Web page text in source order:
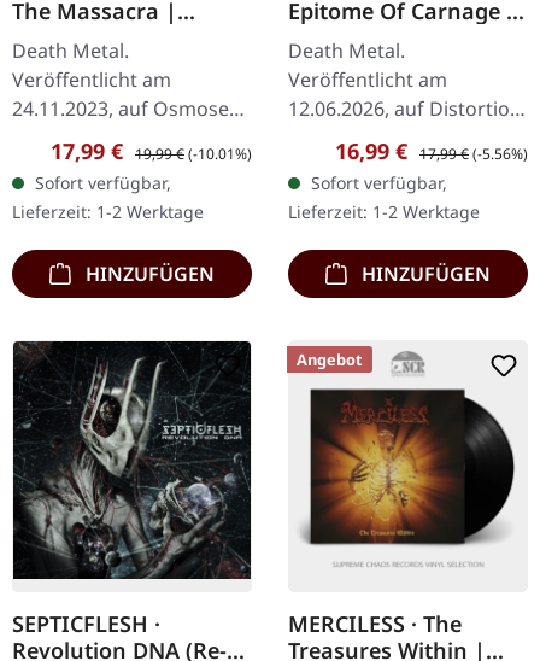
The Massacra |
RED/BLACK MARBLED
LP
Death Metal.
Veröffentlicht am
24.11.2023, auf Osmose
Productions. Rot-schwarz
marmoriertes Vinyl. Die
französischen Death
Metal-Legenden
Massacra…
Verkaufspreis:
17,99 € Regulärer Preis:
19,99 €(-10.01%)
Sofort verfügbar,
Lieferzeit: 1-2 Werktage
HINZUFÜGEN
Epitome Of Carnage |
CD
Death Metal.
Veröffentlicht am
12.06.2026, auf Distortion
Music Group. CD im
Standard-Jewelcase.
Fleshcrawl kehren mit
"Epitome Of Carnage"
zurück…
Verkaufspreis:
16,99 € Regulärer Preis:
17,99 €(-5.56%)
Sofort verfügbar,
Lieferzeit: 1-2 Werktage
HINZUFÜGEN
SEPTICFLESH ·
Revolution DNA (Re-
Angebot
MERCILESS · The
Treasures Within |